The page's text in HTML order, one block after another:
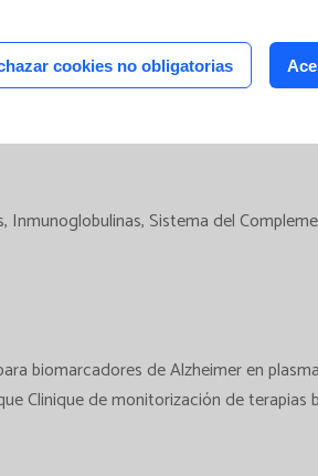
Inmunoglobulinas, Sistema del
biomarcadores de Alzheimer en
Clinique de monitorización de terapias
cookies no obligatorias